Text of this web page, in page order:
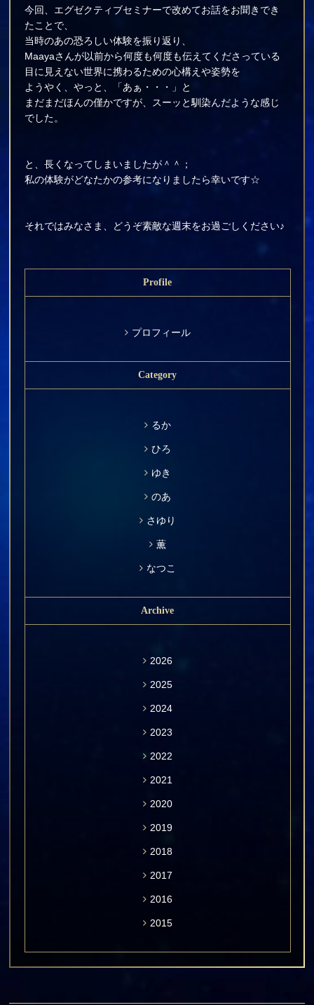
今回、エグゼクティブセミナーで改めてお話をお聞きでき
たことで、
当時のあの恐ろしい体験を振り返り、
Maayaさんが以前から何度も何度も伝えてくださっている
目に見えない世界に携わるための心構えや姿勢を
ようやく、やっと、「あぁ・・・」と
まだまだほんの僅かですが、スーッと馴染んだような感じ
でした。
と、長くなってしまいましたが＾＾；
私の体験がどなたかの参考になりましたら幸いです☆
それではみなさま、どうぞ素敵な週末をお過ごしください♪
Profile
プロフィール
Category
るか
ひろ
ゆき
のあ
さゆり
薫
なつこ
Archive
2026
2025
2024
2023
2022
2021
2020
2019
2018
2017
2016
2015